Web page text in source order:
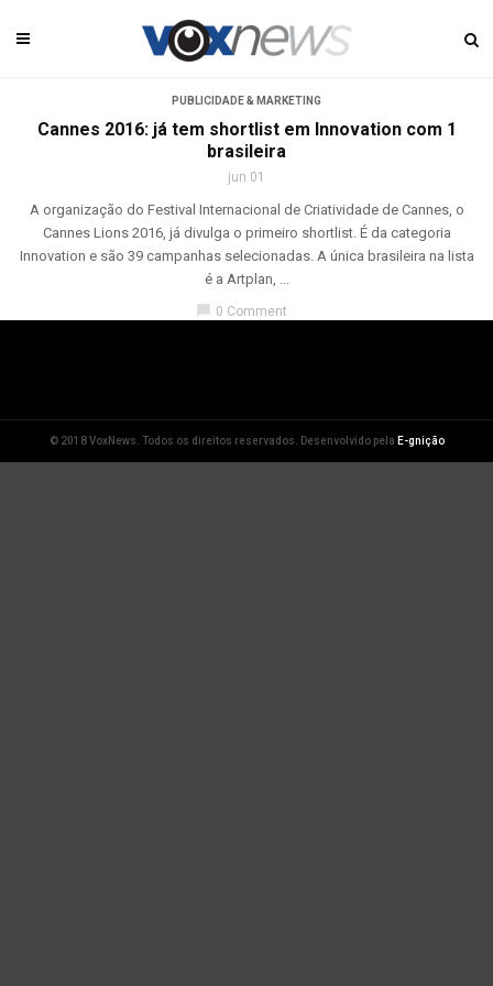
PUBLICIDADE & MARKETING
Cannes 2016: já tem shortlist em Innovation com 1
brasileira
jun 01
A organização do Festival Internacional de Criatividade de Cannes, o
Cannes Lions 2016, já divulga o primeiro shortlist. É da categoria
Innovation e são 39 campanhas selecionadas. A única brasileira na lista
é a Artplan, ...
chat_bubble 0 Comment
© 2018 VoxNews. Todos os direitos reservados. Desenvolvido pela E-gnição